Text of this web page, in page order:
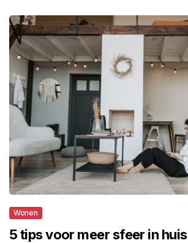
Wonen
5 tips voor meer sfeer in huis